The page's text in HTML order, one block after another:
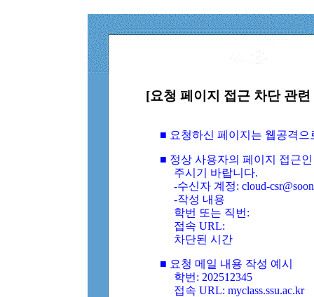
[요청 페이지 접근 차단 관
■ 요청하신 페이지는 웹공격
■ 정상 사용자의 페이지 접근
주시기 바랍니다.
-수신자 계정: cloud-
-작성 내용
학번 또는 직번:
접속 URL:
차단된 시간
■ 요청 메일 내용 작성 예시
학번: 202512345
접속 URL: myclass.ssu.ac.kr